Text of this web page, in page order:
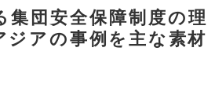
a
v
i
集団安全保障制度の理
アの事例を主な素材